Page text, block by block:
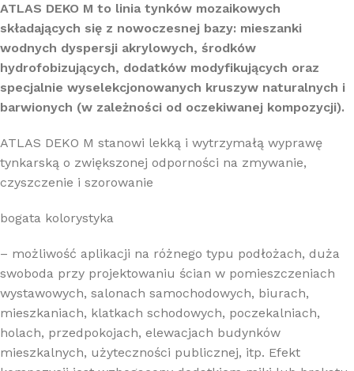
ATLAS DEKO M to linia tynków mozaikowych
składających się z nowoczesnej bazy: mieszanki
wodnych dyspersji akrylowych, środków
hydrofobizujących, dodatków modyfikujących oraz
specjalnie wyselekcjonowanych kruszyw naturalnych i
barwionych (w zależności od oczekiwanej kompozycji).
ATLAS DEKO M stanowi lekką i wytrzymałą wyprawę
tynkarską o zwiększonej odporności na zmywanie,
czyszczenie i szorowanie
bogata kolorystyka
– możliwość aplikacji na różnego typu podłożach, duża
swoboda przy projektowaniu ścian w pomieszczeniach
wystawowych, salonach samochodowych, biurach,
mieszkaniach, klatkach schodowych, poczekalniach,
holach, przedpokojach, elewacjach budynków
mieszkalnych, użyteczności publicznej, itp. Efekt